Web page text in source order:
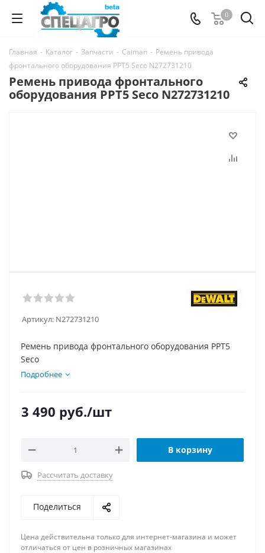
0
Главная - Каталог - Запчасти - Caiman - Ремень привода
фронтального оборудования PPT5 Seco N272731210
Ремень привода фронтального
оборудования PPT5 Seco N272731210
Артикул: N272731210
Ремень привода фронтального оборудования PPT5
Seco
Подробнее
3 490 руб./шт
В корзину
Рассчитать доставку
Поделиться
Цена действительна только для интернет-магазина и может
отличаться от цен в розничных магазинах